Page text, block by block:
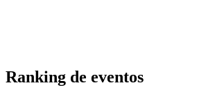
Ranking de eventos